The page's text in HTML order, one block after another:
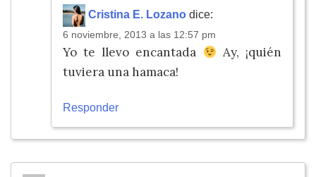
Cristina E. Lozano dice:
6 noviembre, 2013 a las 12:57 pm
Yo te llevo encantada
Ay, ¡quién
tuviera una hamaca!
Responder